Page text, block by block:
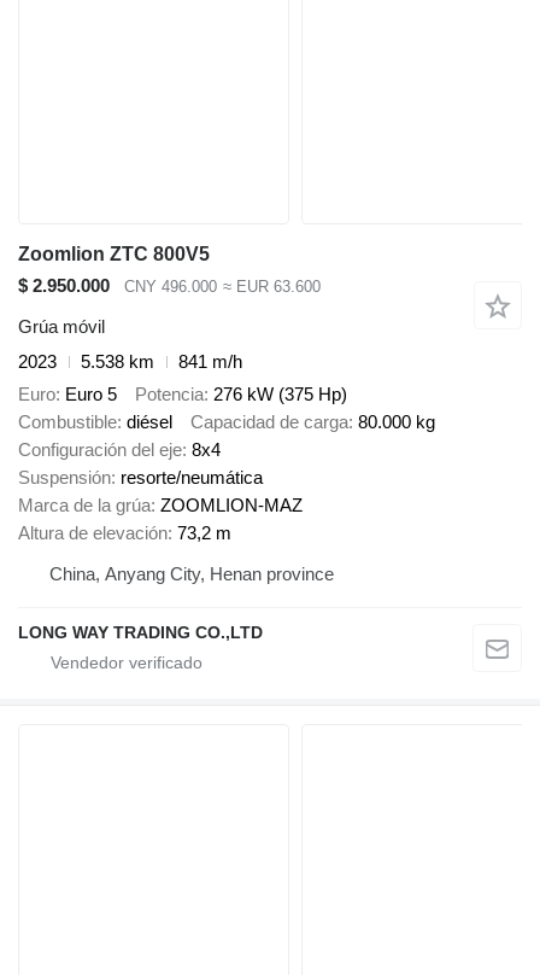
Zoomlion ZTC 800V5
$ 2.950.000
CNY 496.000 ≈ EUR 63.600
Grúa móvil
2023
5.538 km
841 m/h
Euro Euro 5 Potencia 276 kW (375 Hp)
Combustible diésel Capacidad de carga 80.000 kg
Configuración del eje 8x4
Suspensión resorte/neumática
Marca de la grúa ZOOMLION-MAZ
Altura de elevación 73,2 m
China, Anyang City, Henan province
LONG WAY TRADING CO.,LTD